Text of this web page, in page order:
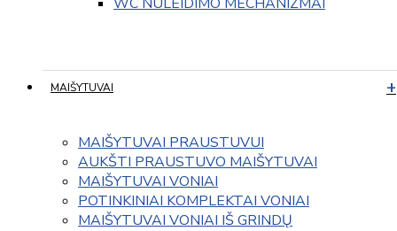
MAIŠYTUVAI
MAIŠYTUVAI PRAUSTUVUI
AUKŠTI PRAUSTUVO MAIŠYTUVAI
MAIŠYTUVAI VONIAI
POTINKINIAI KOMPLEKTAI VONIAI
MAIŠYTUVAI VONIAI IŠ GRINDŲ